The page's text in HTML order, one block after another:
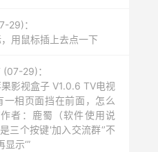
29)：
用鼠标插上去点一下
(07-29)：
影视盒子 V1.0.6 TV电视
一相页面挡在前面，怎么
者：鹿蜀（软件使用说
三个按键'加入交流群‘’不
显示‘”